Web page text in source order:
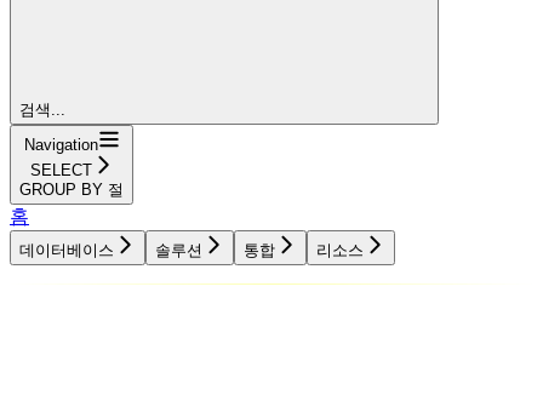
검색...
Navigation
SELECT
GROUP BY 절
홈
데이터베이스 솔루션 통합 리소스